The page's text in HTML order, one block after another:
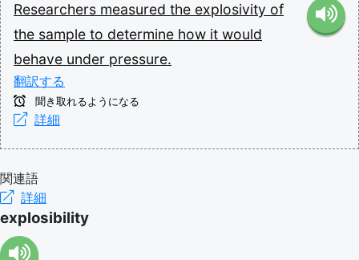
Researchers measured the explosivity of
the sample to determine how it would
behave under pressure.
翻訳する
聞き取れるようになる
詳細
関連語
詳細
explosibility